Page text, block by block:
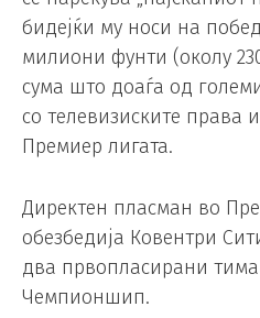
бидејќи му носи на
милиони фунти (околу
сума што доаѓа од
со телевизиските права
Премиер лигата.
Директен пласман во
обезбедија Ковентри
два првопласирани тима
Чемпионшип.